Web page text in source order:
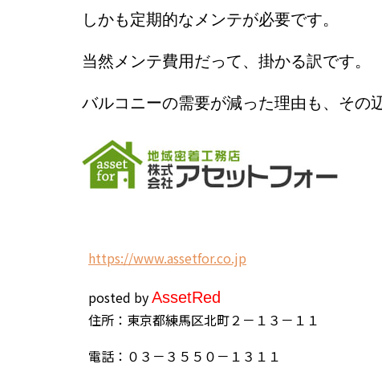
しかも定期的なメンテが必要です。
当然メンテ費用だって、掛かる訳です。
バルコニーの需要が減った理由も、その
https://www.assetfor.co.jp
posted byAssetRed
住所：東京都練馬区北町２－１３－１１
電話：０３－３５５０－１３１１